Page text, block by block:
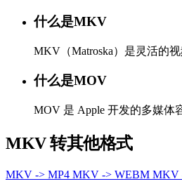
什么是MKV
MKV（Matroska）是灵活的
什么是MOV
MOV 是 Apple 开发的多媒体
MKV 转其他格式
MKV -> MP4 MKV -> WEBM MKV